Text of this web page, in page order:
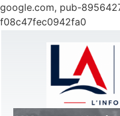
google.com, pub-
f08c47fec0942fa0